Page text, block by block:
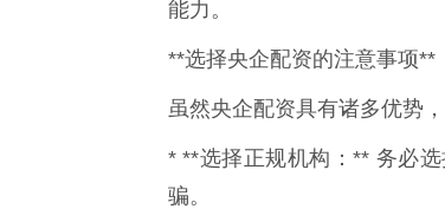
能力。
**选择央企配资的注意事项**
虽然央企配资具有诸多优势
* **选择正规机构：** 务必
骗。